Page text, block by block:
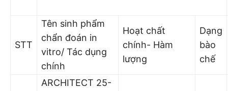
STT
Tên sinh phẩm
chẩn đoán in
vitro/ Tác dụng
chính
Hoạt chất
chính- Hàm
lượng
Dạng
bào
chế
ARCHITECT 25-